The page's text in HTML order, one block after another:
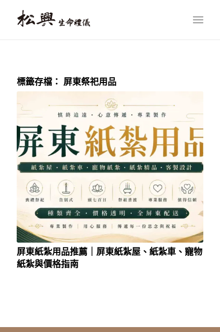
標籤存檔： 屏東祭祀用品
屏東紙紮用品推薦｜屏東紙紮屋、紙紮車、寵物
紙紮與價格指南